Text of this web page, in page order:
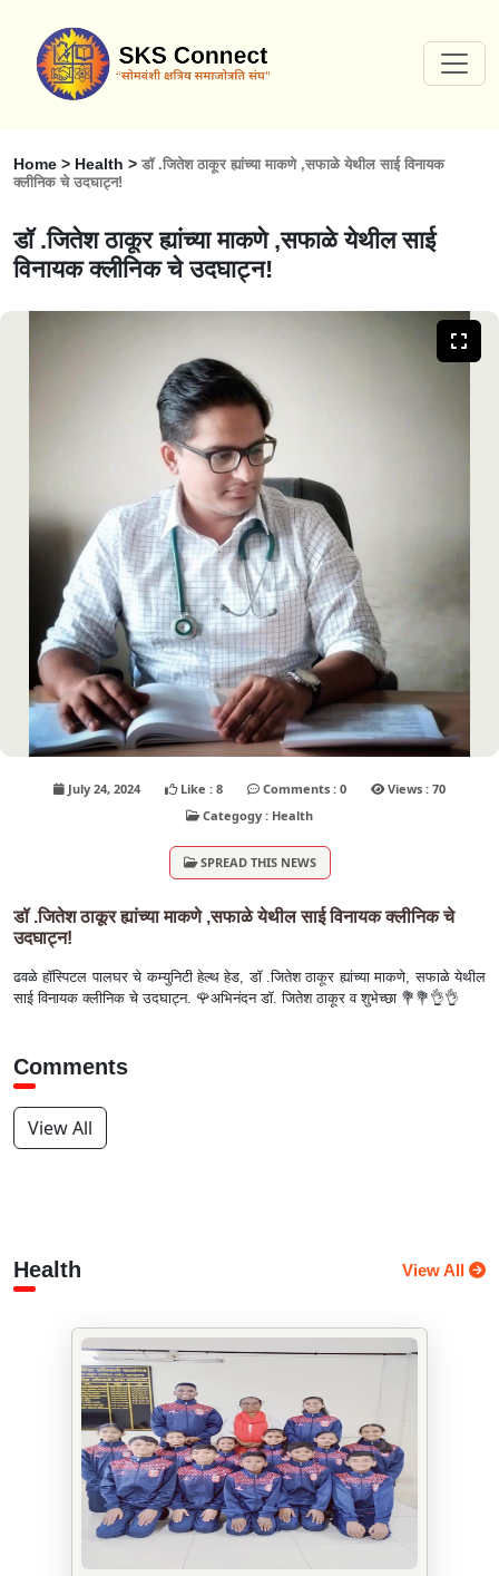
Home > Health > डॉ .जितेश ठाकूर ह्यांच्या माकणे ,सफाळे येथील साई विनायक
क्लीनिक चे उदघाट्न!
डॉ .जितेश ठाकूर ह्यांच्या माकणे ,सफाळे येथील साई
विनायक क्लीनिक चे उदघाट्न!
July 24, 2024 Like : 8 Comments : 0
Views : 70
Categogy : Health
SPREAD THIS NEWS
डॉ .जितेश ठाकूर ह्यांच्या माकणे ,सफाळे येथील साई विनायक क्लीनिक चे
उदघाट्न!
ढवळे हॉस्पिटल पालघर चे कम्युनिटी हेल्थ हेड, डॉ .जितेश ठाकूर ह्यांच्या माकणे, सफाळे येथील
साई विनायक क्लीनिक चे उदघाट्न. 🌹अभिनंदन डॉ. जितेश ठाकूर व शुभेच्छा 💐💐👌👌
Comments
View All
Health View All